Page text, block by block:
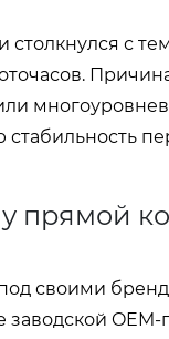
с
своими
OEM-